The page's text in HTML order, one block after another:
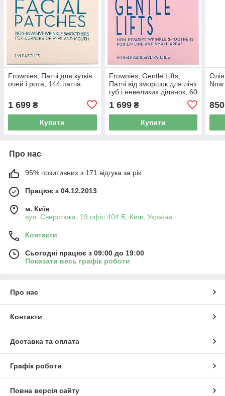
Frownies, Патчі для кутків
очей і рота, 144 патча
1 699 ₴
Купити
Frownies, Gentle Lifts,
Патчі від зморшок для лінії
губ і невеликих ділянок, 60
1 699₴
Купити
850
Про нас
95% позитивних з 171 відгука за рік
Працює з 04.12.2013
м. Київ
вул. Сверстюка, 19 офіс 404 Б, Київ, Україна
Контакти
Сьогодні працює з 09:00 до 19:00
Показати весь графік роботи
Про нас
Контакти
Доставка та оплата
Графік роботи
Повна версія сайту